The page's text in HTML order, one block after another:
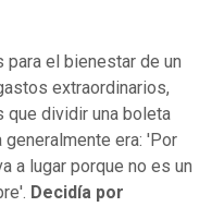
el bienestar de un
extraordinarios,
que dividir una boleta
era: 'Por
a lugar porque no es un
Decidía por